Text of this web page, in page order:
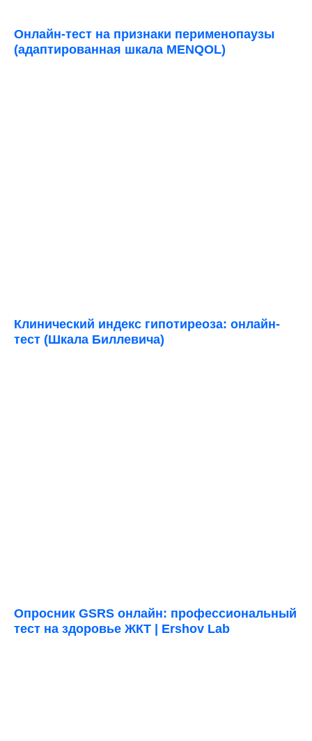
Онлайн-тест на признаки перименопаузы
(адаптированная шкала MENQOL)
Клинический индекс гипотиреоза: онлайн-
тест (Шкала Биллевича)
Опросник GSRS онлайн: профессиональный
тест на здоровье ЖКТ | Ershov Lab